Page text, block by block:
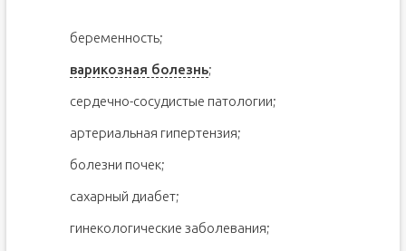
беременность;
варикозная болезнь;
сердечно-сосудистые патологии;
артериальная гипертензия;
болезни почек;
сахарный диабет;
гинекологические заболевания;